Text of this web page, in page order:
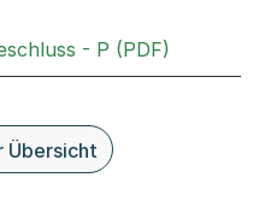
- P (PDF)
Übersicht